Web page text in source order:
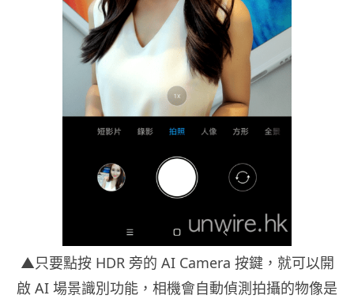
▲只要點按 HDR 旁的 AI Camera 按鍵，就可以開
啟 AI 場景識別功能，相機會自動偵測拍攝的物像是